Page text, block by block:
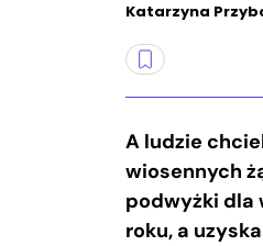
Katarzyna
A ludzie
wiosennych
podwyżki dla
roku, a